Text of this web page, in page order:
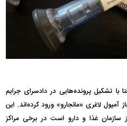
با تشکیل پرونده‌هایی در دادسرای جرایم
آمپول لاغری «مانجارو» ورود کرده‌اند. این
سازمان غذا و دارو است در برخی مراکز